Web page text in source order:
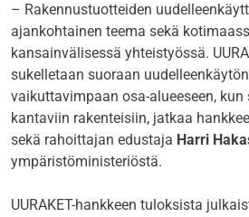
– Rakennustuotteiden
ajankohtainen teema sekä
kansainvälisessä yhteistyössä.
sukelletaan suoraan
vaikuttavimpaan osa-alueeseen,
kantaviin rakenteisiin, jatkaa
sekä rahoittajan edustaja Harri
ympäristöministeriöstä.
UURAKET-hankkeen tuloksista